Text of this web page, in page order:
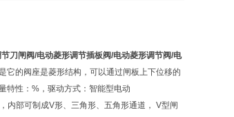
刀闸阀/电动菱形调节插板阀/电动菱形调节阀/电
它的阀座是菱形结构，可以通过闸板上下位移的
特性：%，驱动方式：智能型电动
内部可制成V形、三角形、五角形通道， V型闸